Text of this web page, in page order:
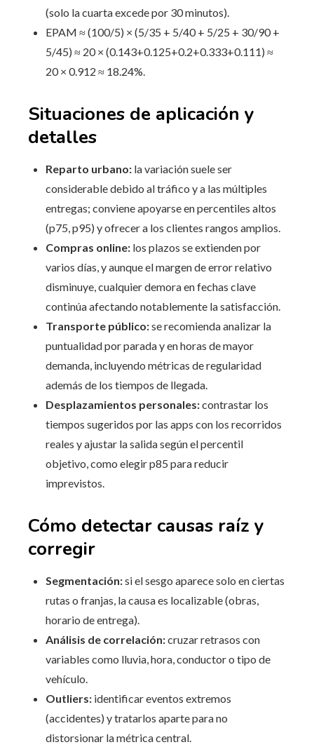
(solo la cuarta excede por 30 minutos).
EPAM ≈ (100/5) × (5/35 + 5/40 + 5/25 + 30/90 +
5/45) ≈ 20 × (0.143+0.125+0.2+0.333+0.111) ≈
20 × 0.912 ≈ 18.24%.
Situaciones de aplicación y
detalles
Reparto urbano: la variación suele ser
considerable debido al tráfico y a las múltiples
entregas; conviene apoyarse en percentiles altos
(p75, p95) y ofrecer a los clientes rangos amplios.
Compras online: los plazos se extienden por
varios días, y aunque el margen de error relativo
disminuye, cualquier demora en fechas clave
continúa afectando notablemente la satisfacción.
Transporte público:se recomienda analizar la
puntualidad por parada y en horas de mayor
demanda, incluyendo métricas de regularidad
además de los tiempos de llegada.
Desplazamientos personales:contrastar los
tiempos sugeridos por las apps con los recorridos
reales y ajustar la salida según el percentil
objetivo, como elegir p85 para reducir
imprevistos.
Cómo detectar causas raíz y
corregir
Segmentación:si el sesgo aparece solo en ciertas
rutas o franjas, la causa es localizable (obras,
horario de entrega).
Análisis de correlación:cruzar retrasos con
variables como lluvia, hora, conductor o tipo de
vehículo.
Outliers: identificar eventos extremos
(accidentes) y tratarlos aparte para no
distorsionar la métrica central.